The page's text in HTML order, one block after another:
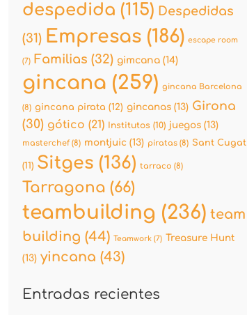
despedida (115) Despedidas
(31) Empresas (186) escape room
(7) Familias (32) gimcana (14)
gincana (259) gincana Barcelona
(8) gincana pirata (12) gincanas (13) Girona
(30) gótico (21) Institutos (10) juegos (13)
masterchef (8) montjuic (13) piratas (8) Sant Cugat
(11) Sitges (136) tarraco (8)
Tarragona (66)
teambuilding (236) team
building (44) Teamwork (7) Treasure Hunt
(13) yincana (43)
Entradas recientes